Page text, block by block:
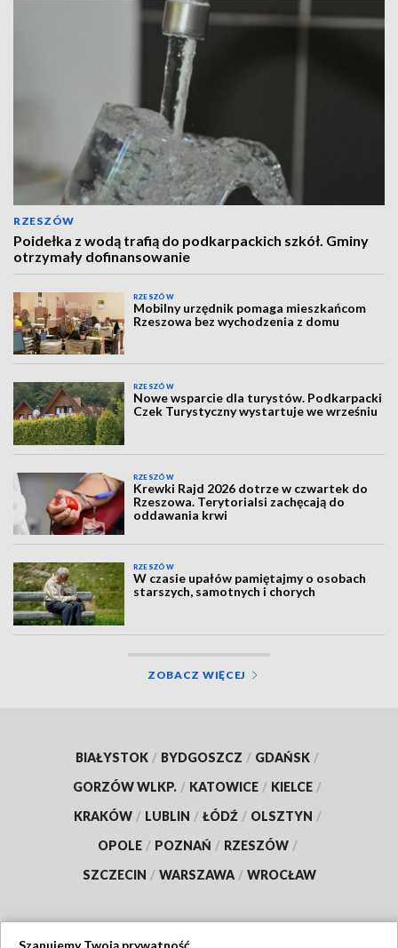
RZESZÓW
Poidełka z wodą trafią do podkarpackich szkół. Gminy
otrzymały dofinansowanie
RZESZÓW
Mobilny urzędnik pomaga mieszkańcom
Rzeszowa bez wychodzenia z domu
RZESZÓW
Nowe wsparcie dla turystów. Podkarpacki
Czek Turystyczny wystartuje we wrześniu
RZESZÓW
Krewki Rajd 2026 dotrze w czwartek do
Rzeszowa. Terytorialsi zachęcają do
oddawania krwi
RZESZÓW
W czasie upałów pamiętajmy o osobach
starszych, samotnych i chorych
ZOBACZ WIĘCEJ
BIAŁYSTOK / BYDGOSZCZ / GDAŃSK /
GORZÓW WLKP. / KATOWICE / KIELCE /
KRAKÓW / LUBLIN / ŁÓDŹ / OLSZTYN /
OPOLE / POZNAŃ / RZESZÓW /
SZCZECIN / WARSZAWA / WROCŁAW
Szanujemy Twoją prywatność